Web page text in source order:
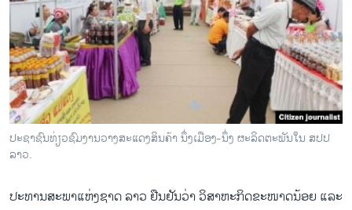
ຊີວິດຊາວລາວ
ຊຸມຊົນຊາວລາວ
ວິທະຍາສາດ-ເທັກໂນໂລຈີ
ທຸລະກິດ
ພາສາອັງກິດ
ວີດີໂອ
ປະຊາຊົນທ່ຽວຊົມງານວາງສະແດງສິນຄ້າ ນຶ່ງເມືອງ-ນຶ່ງ ຜະລິດຕະພັນໃນ ສປປ
ລາວ.
ປະທານສະພາແຫ່ງຊາດ ລາວ ຢືນຢັນວ່າ ວິສາຫະກິດຂະໜາດນ້ອຍ ແລະ